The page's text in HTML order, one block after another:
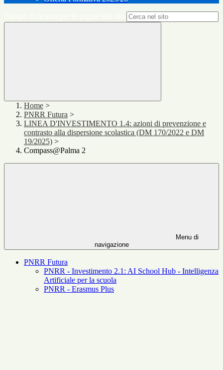
Home >
PNRR Futura >
LINEA D'INVESTIMENTO 1.4: azioni di prevenzione e
contrasto alla dispersione scolastica (DM 170/2022 e DM
19/2025) >
Compass@Palma 2
Menu di
navigazione
PNRR Futura
PNRR - Investimento 2.1: AI School Hub - Intelligenza
Artificiale per la scuola
PNRR - Erasmus Plus